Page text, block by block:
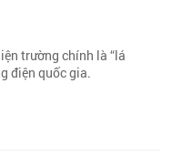
trường chính là “lá
điện quốc gia.